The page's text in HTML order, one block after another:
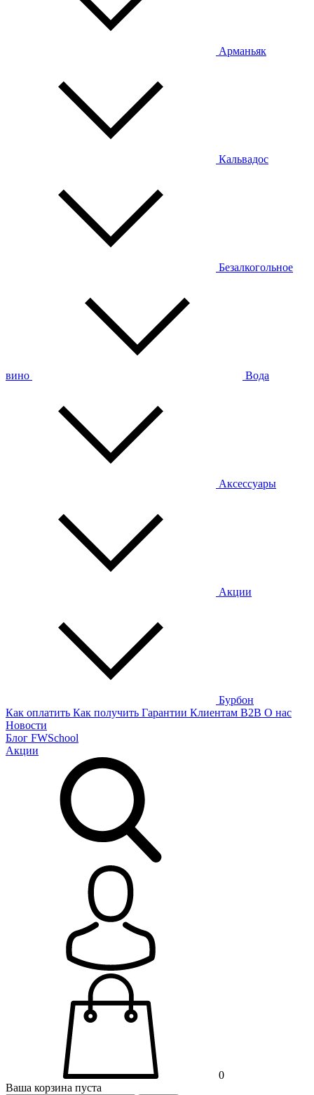
Арманьяк
Кальвадос
Безалкогольное
вино Вода
Аксессуары
Акции
Бурбон
Как оплатить Как получить Гарантии Клиентам B2B О нас
Новости
Блог FWSchool
Акции
0
Ваша корзина пуста